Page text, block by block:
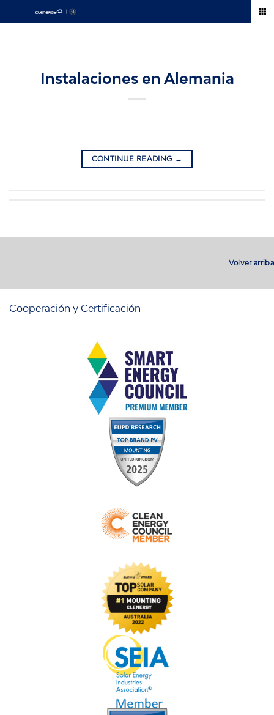
to
Instalaciones en Alemania
CONTINUE READING →
Volver arriba
Cooperación y Certificación